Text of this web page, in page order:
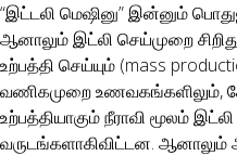
“இட்டலி மெஷினு” இன்னும்
ஆனாலும் இட்லி செய்முறை
உற்பத்தி செய்யும் (mass
வணிகமுறை உணவகங்களிலும்,
உற்பத்தியாகும் நீராவி மூலம்
வருடங்களாகிவிட்டன.